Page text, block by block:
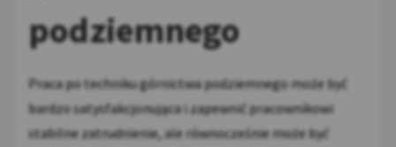
podziemnego
Praca po techniku górnictwa podziemnego może być
bardzo satysfakcjonująca i zapewnić pracownikowi
stabilne zatrudnienie, ale równocześnie może być